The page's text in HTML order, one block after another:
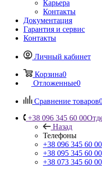
Карьера
Контакты
Документация
Гарантия и сервис
Контакты
Личный кабинет
Корзина0
Отложенные0
Сравнение товаров
+38 096 345 60 00
Назад
Телефоны
+38 096 345 60 00
+38 095 345 60 00
+38 073 345 60 00